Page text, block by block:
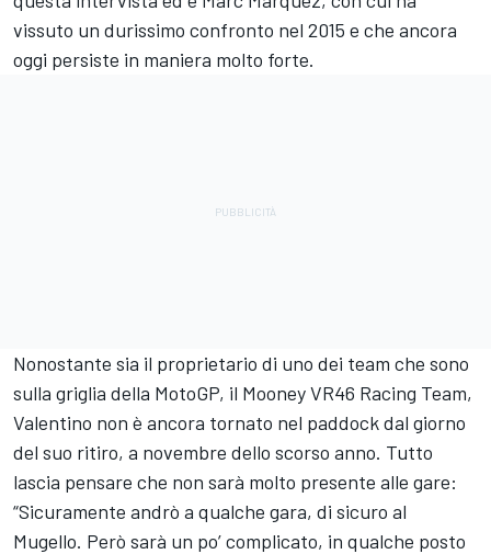
vissuto un durissimo confronto nel 2015 e che ancora
oggi persiste in maniera molto forte.
Nonostante sia il proprietario di uno dei team che sono
sulla griglia della MotoGP, il Mooney VR46 Racing Team,
Valentino non è ancora tornato nel paddock dal giorno
del suo ritiro, a novembre dello scorso anno. Tutto
lascia pensare che non sarà molto presente alle gare:
“Sicuramente andrò a qualche gara, di sicuro al
Mugello. Però sarà un po’ complicato, in qualche posto